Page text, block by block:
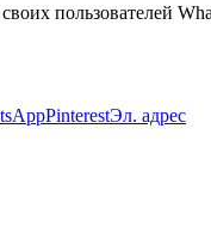
пользователей
PinterestЭл. адрес